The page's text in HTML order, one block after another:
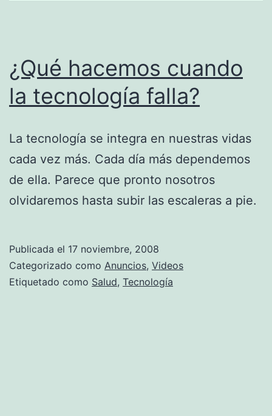
¿Qué hacemos cuando
la tecnología falla?
La tecnología se integra en nuestras vidas
cada vez más. Cada día más dependemos
de ella. Parece que pronto nosotros
olvidaremos hasta subir las escaleras a pie.
Publicada el 17 noviembre, 2008
Categorizado como Anuncios, Videos
Etiquetado como Salud, Tecnología